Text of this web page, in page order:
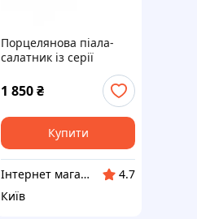
Порцелянова піала-
салатник із серії
емоційного посуду від
німецького Tassen
"Сміх" 500 мл
1 850₴
Купити
Інтернет магазин "Grifons"
4.7
Київ